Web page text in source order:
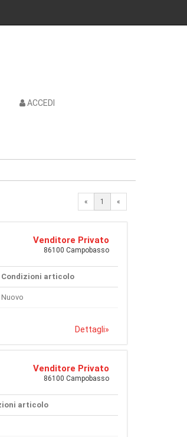
ACCEDI
« 1 «
Venditore Privato
86100 Campobasso
Condizioni articolo
Nuovo
Dettagli»
Venditore Privato
86100 Campobasso
articolo